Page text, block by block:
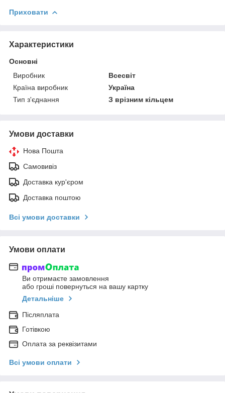
Приховати
Характеристики
Основні
Виробник
Всесвіт
Країна виробник
Україна
Тип з'єднання
З врізним кільцем
Умови доставки
Нова Пошта
Самовивіз
Доставка кур'єром
Доставка поштою
Всі умови доставки
Умови оплати
Ви отримаєте замовлення
або гроші повернуться на вашу картку
Детальніше
Післяплата
Готівкою
Оплата за реквізитами
Всі умови оплати